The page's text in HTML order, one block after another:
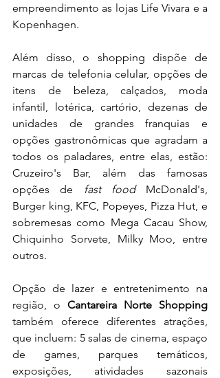
empreendimento as lojas Life Vivara e a
Kopenhagen.
Além disso, o shopping dispõe de
marcas de telefonia celular, opções de
itens de beleza, calçados, moda
infantil, lotérica, cartório, dezenas de
unidades de grandes franquias e
opções gastronômicas que agradam a
todos os paladares, entre elas, estão:
Cruzeiro's Bar, além das famosas
opções de
fast food McDonald's,
Burger king, KFC, Popeyes, Pizza Hut, e
sobremesas como Mega Cacau Show,
Chiquinho Sorvete, Milky Moo, entre
outros.
Opção de lazer e entretenimento na
região, o
também oferece diferentes atrações,
que incluem: 5 salas de cinema, espaço
de games, parques temáticos,
exposições, atividades sazonais